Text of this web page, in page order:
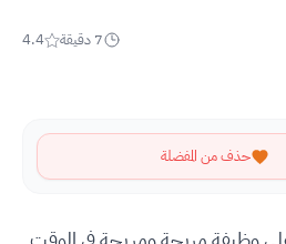
7 دقيقة 4.4
حذف من المفضلة